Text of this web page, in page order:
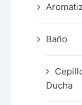
Baño
Ducha